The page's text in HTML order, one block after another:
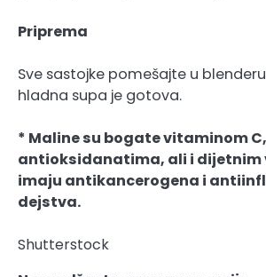
Priprema
Sve sastojke pomešajte u
hladna supa je gotova.
* Maline su bogate vitaminom
antioksidanatima, ali i dijetnim
imaju antikancerogena i
dejstva.
Shutterstock